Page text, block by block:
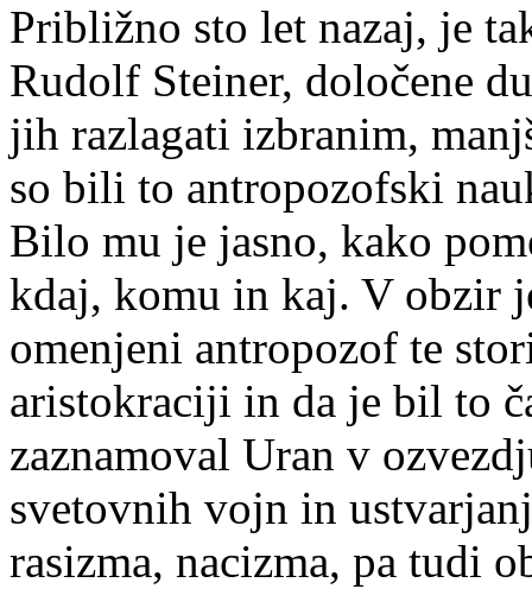
Približno sto let nazaj, je
Rudolf Steiner, določene
jih razlagati izbranim,
so bili to antropozofski
Bilo mu je jasno, kako
kdaj, komu in kaj. V obzir
omenjeni antropozof te
aristokraciji in da je bil to
zaznamoval Uran v
svetovnih vojn in
rasizma, nacizma, pa tudi